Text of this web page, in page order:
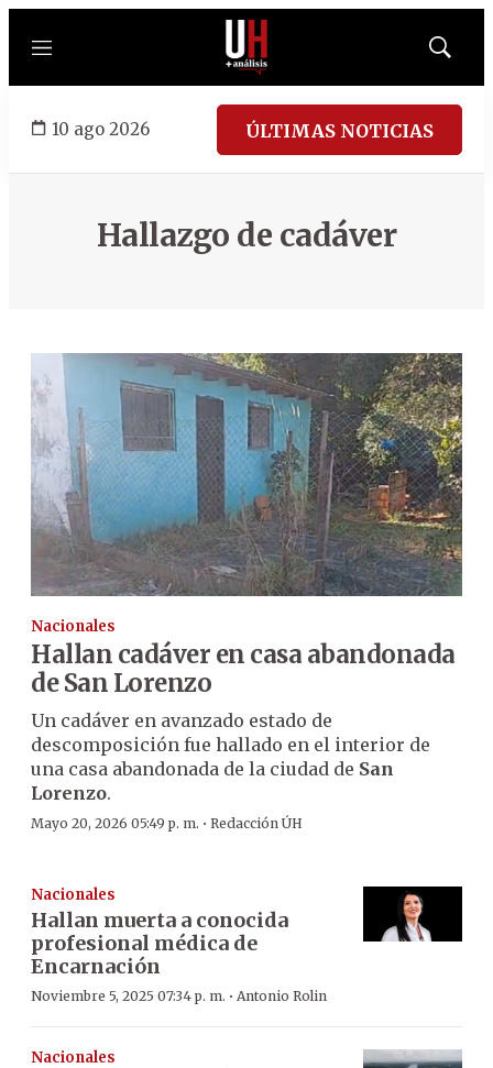
Menú
Mostrar
10 ago 2026 ÚLTIMAS NOTICIAS
Hallazgo de cadáver
Nacionales
Hallan cadáver en casa abandonada
de San Lorenzo
Un cadáver en avanzado estado de
descomposición fue hallado en el interior de
una casa abandonada de la ciudad de San
Lorenzo.
Mayo 20, 2026 05:49 p. m. · Redacción ÚH
Nacionales
Hallan muerta a conocida
profesional médica de
Encarnación
Noviembre 5, 2025 07:34 p. m. · Antonio Rolin
Nacionales